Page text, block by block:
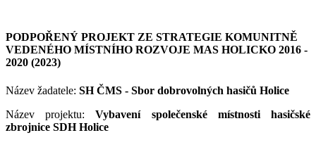
PODPOŘENÝ PROJEKT ZE STRATEGIE KOMUNITNĚ
VEDENÉHO MÍSTNÍHO ROZVOJE MAS HOLICKO 2016 -
2020 (2023)
Název žadatele: SH ČMS - Sbor dobrovolných hasičů Holice
Název projektu:Vybavení společenské místnosti hasičské
zbrojnice SDH Holice